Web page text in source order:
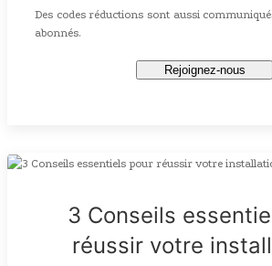
Des codes réductions sont aussi
abonnés.
Rejoignez-nous
3 Conseils
réussir votre